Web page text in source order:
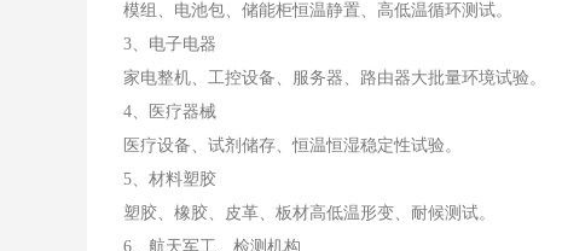
模组、电池包、储能柜恒温静置、高低温循环测试。
3、电子电器
家电整机、工控设备、服务器、路由器大批量环境试验。
4、医疗器械
医疗设备、试剂储存、恒温恒湿稳定性试验。
5、材料塑胶
塑胶、橡胶、皮革、板材高低温形变、耐候测试。
6、航天军工、检测机构